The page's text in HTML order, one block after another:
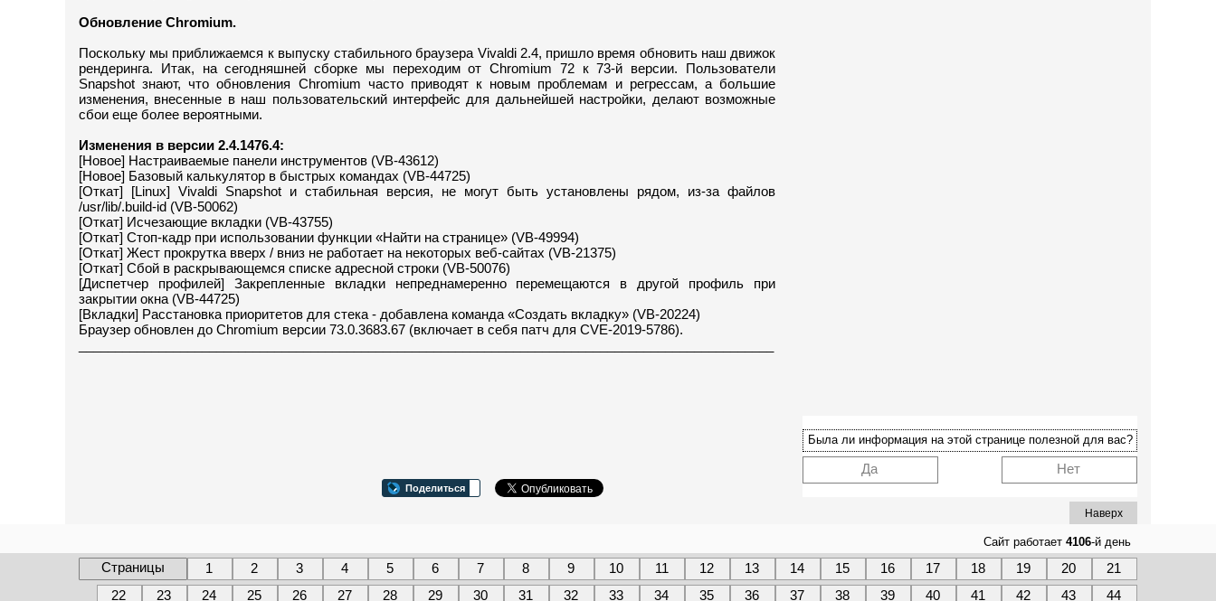
Обновление Chromium.
Поскольку мы приближаемся к выпуску стабильного браузера Vivaldi 2.4, пришло время обновить наш движок
рендеринга. Итак, на сегодняшней сборке мы переходим от Chromium 72 к 73-й версии. Пользователи
Snapshot знают, что обновления Chromium часто приводят к новым проблемам и регрессам, а большие
изменения, внесенные в наш пользовательский интерфейс для дальнейшей настройки, делают возможные
сбои еще более вероятными.
Изменения в версии 2.4.1476.4:
[Новое] Настраиваемые панели инструментов (VB-43612)
[Новое] Базовый калькулятор в быстрых командах (VB-44725)
[Откат] [Linux] Vivaldi Snapshot и стабильная версия, не могут быть установлены рядом, из-за файлов
/usr/lib/.build-id (VB-50062)
[Откат] Исчезающие вкладки (VB-43755)
[Откат] Стоп-кадр при использовании функции «Найти на странице» (VB-49994)
[Откат] Жест прокрутка вверх / вниз не работает на некоторых веб-сайтах (VB-21375)
[Откат] Сбой в раскрывающемся списке адресной строки (VB-50076)
[Диспетчер профилей] Закрепленные вкладки непреднамеренно перемещаются в другой профиль при
закрытии окна (VB-44725)
[Вкладки] Расстановка приоритетов для стека - добавлена ​​команда «Создать вкладку» (VB-20224)
Браузер обновлен до Chromium версии 73.0.3683.67 (включает в себя патч для CVE-2019-5786).
Наверх
Нет
Да
Была ли информация на этой странице полезной для вас?
Поделиться
Страницы 1 3 4 6 7 8 9 10 11 12 13
5
2 15 16 17 18 19 20 21
14
24
23
22 25 26 27 28 29 30 31 32 33 34 35 36 37 38 39 40 42 43 44
41
Сайт работает 4106-й день